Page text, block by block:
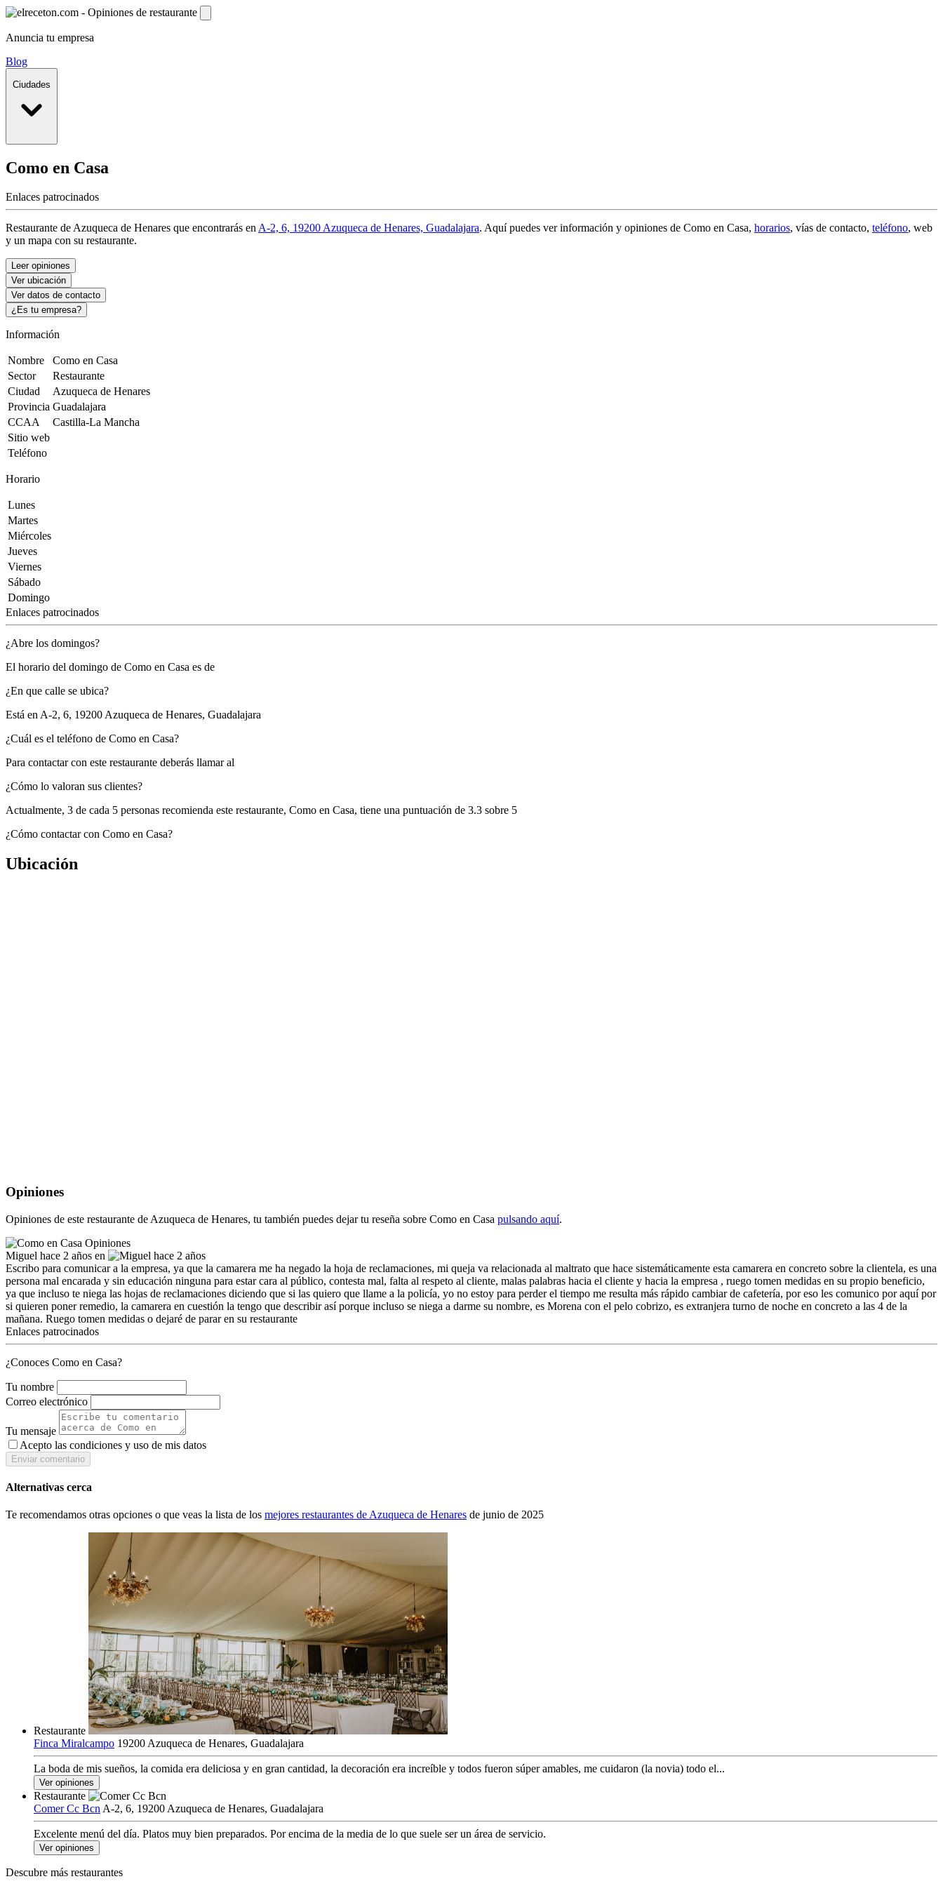
Anuncia tu empresa
Blog
Ciudades
Como en Casa
Enlaces patrocinados
Restaurante de Azuqueca de Henares que encontrarás enA-2, 6, 19200 Azuqueca de Henares, Guadalajara. Aquí puedes ver información y opiniones de Como en Casa, horarios, vías de contacto, teléfono, web
y un mapa con su restaurante.
Leer opiniones
Ver ubicación
Ver datos de contacto
¿Es tu empresa?
Información
Nombre
Como en Casa
Sector
Restaurante
Ciudad
Azuqueca de Henares
Provincia Guadalajara
CCAA
Castilla-La Mancha
Sitio web
Teléfono
Horario
Lunes
Martes
Miércoles
Jueves
Viernes
Sábado
Domingo
Enlaces patrocinados
¿Abre los domingos?
El horario del domingo de Como en Casa es de
¿En que calle se ubica?
Está enA-2, 6, 19200 Azuqueca de Henares, Guadalajara
¿Cuál es el teléfono de Como en Casa?
Para contactar con este restaurante deberás llamar al
¿Cómo lo valoran sus clientes?
Actualmente, 3 de cada 5 personas recomienda este restaurante, Como en Casa, tiene una puntuación de 3.3 sobre 5
¿Cómo contactar con Como en Casa?
Ubicación
Opiniones
Opiniones de este restaurante de Azuqueca de Henares, tu también puedes dejar tu reseña sobre Como en Casa pulsando aquí.
Miguel hace 2 años en
Escribo para comunicar a la empresa, ya que la camarera me ha negado la hoja de reclamaciones, mi queja va relacionada al maltrato que hace sistemáticamente esta camarera en concreto sobre la clientela, es una
persona mal encarada y sin educación ninguna para estar cara al público, contesta mal, falta al respeto al cliente, malas palabras hacia el cliente y hacia la empresa , ruego tomen medidas en su propio beneficio,
ya que incluso te niega las hojas de reclamaciones diciendo que si las quiero que llame a la policía, yo no estoy para perder el tiempo me resulta más rápido cambiar de cafetería, por eso les comunico por aquí por
si quieren poner remedio, la camarera en cuestión la tengo que describir así porque incluso se niega a darme su nombre, es Morena con el pelo cobrizo, es extranjera turno de noche en concreto a las 4 de la
mañana. Ruego tomen medidas o dejaré de parar en su restaurante
Enlaces patrocinados
¿Conoces Como en Casa?
Tu nombre
Correo electrónico
Tu mensaje
Acepto las condiciones y uso de mis datos
Enviar comentario
Alternativas cerca
Te recomendamos otras opciones o que veas la lista de los mejores restaurantes de Azuqueca de Henares de junio de 2025
Restaurante
Finca Miralcampo 19200 Azuqueca de Henares, Guadalajara
La boda de mis sueños, la comida era deliciosa y en gran cantidad, la decoración era increíble y todos fueron súper amables, me cuidaron (la novia) todo el...
Ver opiniones
Restaurante
Comer Cc Bcn A-2, 6, 19200 Azuqueca de Henares, Guadalajara
Excelente menú del día. Platos muy bien preparados. Por encima de la media de lo que suele ser un área de servicio.
Ver opiniones
Descubre más restaurantes